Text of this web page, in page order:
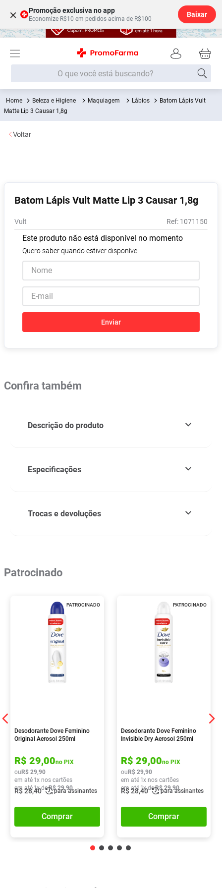
× Promoção exclusiva no app
Economize R$10 em pedidos acima de R$100
Baixar
O que você está buscando?
Beleza e Higiene Maquiagem Lábios
Batom Lápis Vult
Matte Lip 3 Causar 1,8g
Batom Lápis Vult Matte Lip 3 Causar 1,8g
Vult : 1071150
Este produto não está disponível no momento
Quero saber quando estiver disponível
Enviar
Voltar
Confira também
Descrição do produto
Especificações
Trocas e devoluções
Patrocinado
PATROCINADO
Desodorante Dove Feminino
Original Aerosol 250ml
R$ 29,00no PIX
ou R$ 29,90
em até 1x nos cartões
em até 1x deR$ 29,90
R$28,40 para assinantes
Comprar
PATROCINADO
Desodorante Dove Feminino
Invisible Dry Aerosol 250ml
R$ 29,00no PIX
ou R$ 29,90
em até 1x nos cartões
em até 1x deR$ 29,90
R$28,40 para assinantes
Comprar
Termos mais buscados
1º Fralda
2
6º Shampoo
8 Absorvente
9º Vitamina D
10 º